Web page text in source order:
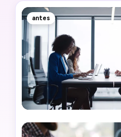
antes